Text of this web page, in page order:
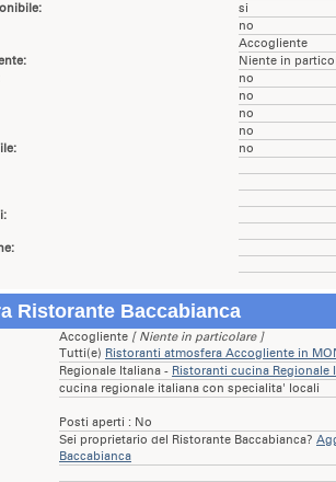
si
no
Accogliente
Niente in
no
no
no
no
no
Ristorante Baccabianca
Accogliente [ Niente in particolare ]
Tutti(e) Ristoranti atmosfera Accogliente in
Regionale Italiana - Ristoranti cucina Regionale
cucina regionale italiana con specialita' locali
Posti aperti : No
Sei proprietario del Ristorante Baccabianca?
Baccabianca